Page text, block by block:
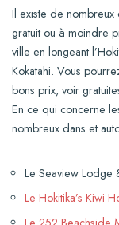
Il existe de nombreux
gratuit ou à moindre
ville en longeant
Kokatahi. Vous
bons prix, voir
En ce qui concerne
nombreux dans et
Le Seaview Lodge
Le Hokitika’s Kiwi